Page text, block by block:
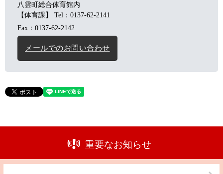
八雲町総合体育館内
【体育課】
Tel：0137-62-2141
Fax：0137-62-2142
メールでのお問い合わせ
重要なお知らせ